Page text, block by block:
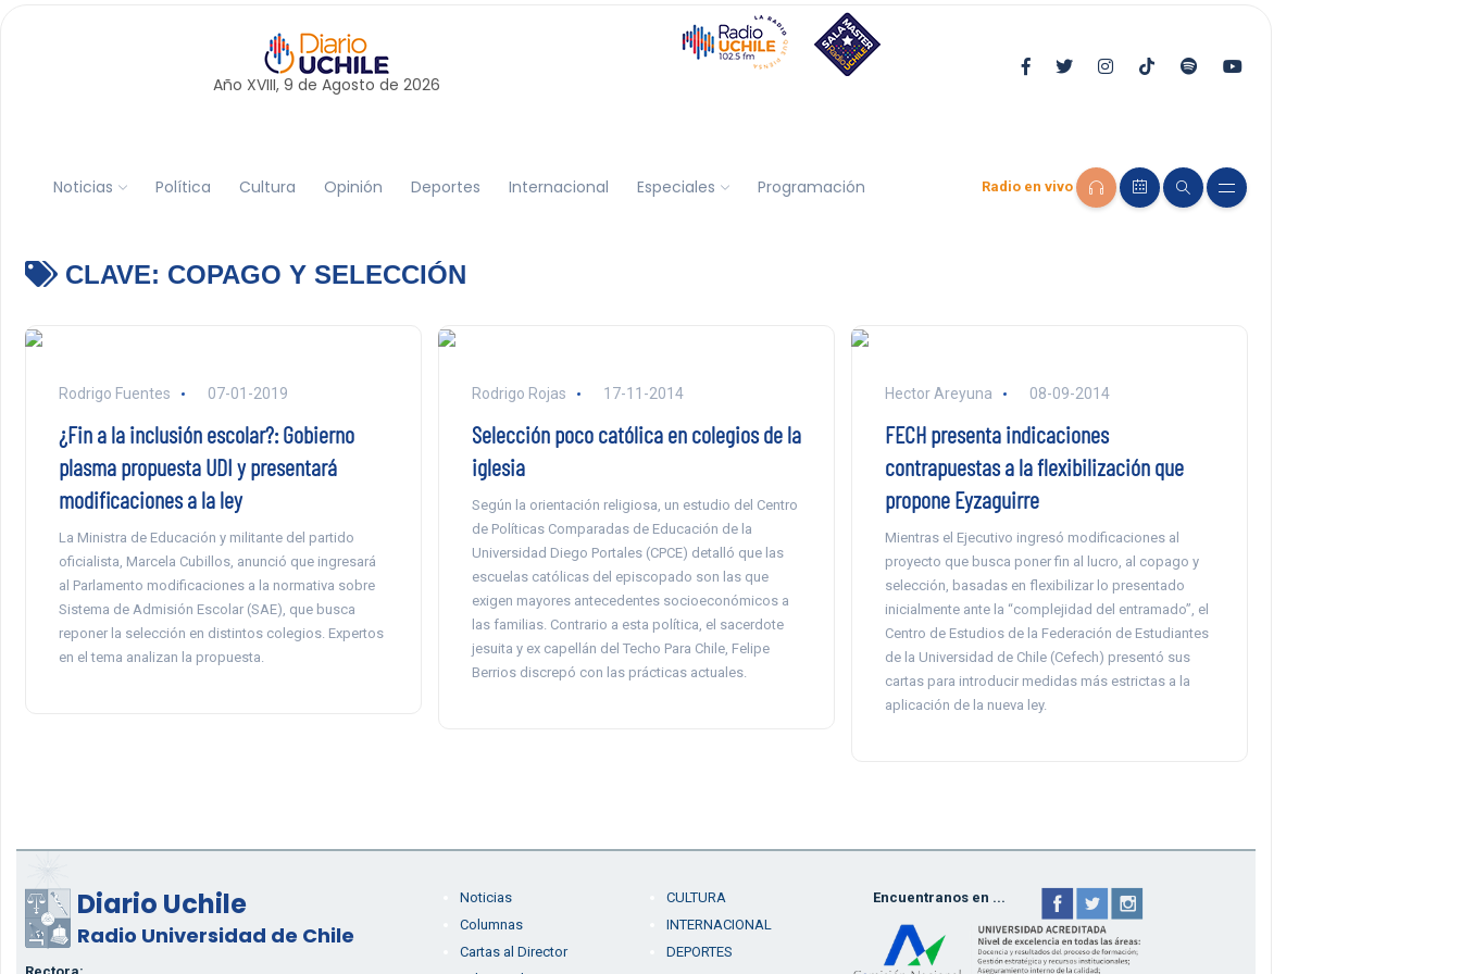
Año XVIII, 9 de Agosto de 2026
Noticias Política Cultura Opinión Deportes Internacional Especiales Programación Radio en vivo
CLAVE: COPAGO Y SELECCIÓN
Rodrigo Fuentes 07-01-2019
¿Fin a la inclusión escolar?: Gobierno
plasma propuesta UDI y presentará
modificaciones a la ley
La Ministra de Educación y militante del partido
oficialista, Marcela Cubillos, anunció que ingresará
al Parlamento modificaciones a la normativa sobre
Sistema de Admisión Escolar (SAE), que busca
reponer la selección en distintos colegios. Expertos
en el tema analizan la propuesta.
Rodrigo Rojas 17-11-2014
Selección poco católica en colegios de la
iglesia
Según la orientación religiosa, un estudio del Centro
de Políticas Comparadas de Educación de la
Universidad Diego Portales (CPCE) detalló que las
escuelas católicas del episcopado son las que
exigen mayores antecedentes socioeconómicos a
las familias. Contrario a esta política, el sacerdote
jesuita y ex capellán del Techo Para Chile, Felipe
Berrios discrepó con las prácticas actuales.
Hector Areyuna 08-09-2014
FECH presenta indicaciones
contrapuestas a la flexibilización que
propone Eyzaguirre
Mientras el Ejecutivo ingresó modificaciones al
proyecto que busca poner fin al lucro, al copago y
selección, basadas en flexibilizar lo presentado
inicialmente ante la “complejidad del entramado”, el
Centro de Estudios de la Federación de Estudiantes
de la Universidad de Chile (Cefech) presentó sus
cartas para introducir medidas más estrictas a la
aplicación de la nueva ley.
Diario Uchile
Radio Universidad de Chile
Noticias
Columnas
Cartas al Director
CULTURA
INTERNACIONAL
DEPORTES
Encuentranos en ...